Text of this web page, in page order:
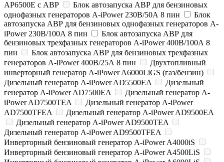
AP6500E с АВР
Блок автозапуска АВР для бензиновых
однофазных генераторов A-iPower 230В/50А 8 пин
Блок
автозапуска АВР для бензиновых однофазных генераторов A-
iPower 230В/100А 8 пин
Блок автозапуска АВР для
бензиновых трехфазных генераторов A-iPower 400В/100А 8
пин
Блок автозапуска АВР для бензиновых трехфазных
генераторов A-iPower 400В/25А 8 пин
Двухтопливный
инверторный генератор A-iPower A6000LiGS (газ/бензин)
Дизельный генератор A-iPower AD5500EA
Дизельный
генератор A-iPower AD7500EA
Дизельный генератор A-
iPower AD7500TEA
Дизельный генератор A-iPower
AD7500TFEA
Дизельный генератор A-iPower AD9500EA
Дизельный генератор A-iPower AD9500TEA
Дизельный генератор A-iPower AD9500TFEA
Инверторный бензиновый генератор A-iPower A4000iS
Инверторный бензиновый генератор A-iPower A4500LiS